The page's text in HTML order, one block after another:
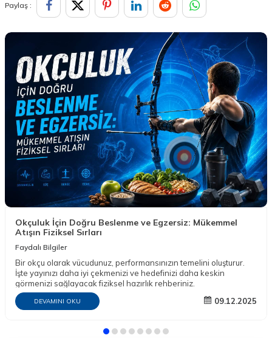
Paylaş :
Okçuluk İçin Doğru Beslenme ve Egzersiz: Mükemmel
Atışın Fiziksel Sırları
Faydalı Bilgiler
Bir okçu olarak vücudunuz, performansınızın temelini oluşturur.
İşte yayınızı daha iyi çekmenizi ve hedefinizi daha keskin
görmenizi sağlayacak fiziksel hazırlık rehberiniz.
DEVAMINI OKU 09.12.2025